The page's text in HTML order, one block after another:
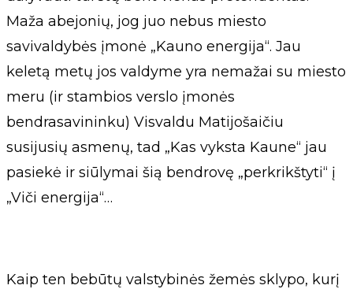
Maža abejonių, jog juo nebus miesto
savivaldybės įmonė „Kauno energija“. Jau
keletą metų jos valdyme yra nemažai su miesto
meru (ir stambios verslo įmonės
bendrasavininku) Visvaldu Matijošaičiu
susijusių asmenų, tad „Kas vyksta Kaune“ jau
pasiekė ir siūlymai šią bendrovę „perkrikštyti“ į
„Viči energija“…
Kaip ten bebūtų valstybinės žemės sklypo, kurį